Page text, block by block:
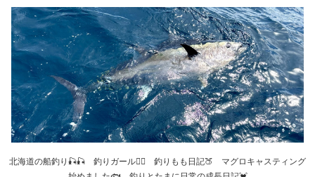
北海道の船釣り🎣🎣 釣りガール💁‍♀️ 釣りもも日記🍑 マグロキャスティング